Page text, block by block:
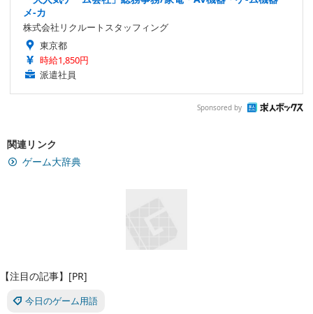
メ-カ
株式会社リクルートスタッフィング
東京都
時給1,850円
派遣社員
Sponsored by
関連リンク
ゲーム大辞典
【注目の記事】[PR]
今日のゲーム用語